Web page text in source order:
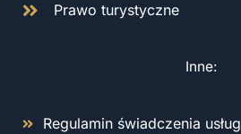
Prawo turystyczne
Inne:
Regulamin świadczenia usług